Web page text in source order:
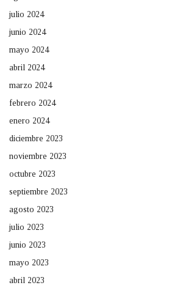
julio 2024
junio 2024
mayo 2024
abril 2024
marzo 2024
febrero 2024
enero 2024
diciembre 2023
noviembre 2023
octubre 2023
septiembre 2023
agosto 2023
julio 2023
junio 2023
mayo 2023
abril 2023